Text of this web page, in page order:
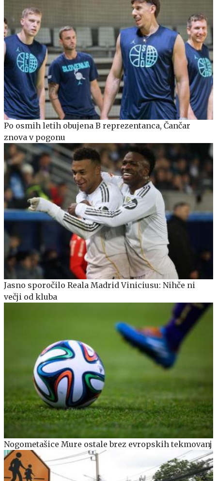
Po osmih letih obujena B reprezentanca, Čančar
znova v pogonu
Jasno sporočilo Reala Madrid Viniciusu: Nihče ni
večji od kluba
Nogometašice Mure ostale brez evropskih tekmovanj